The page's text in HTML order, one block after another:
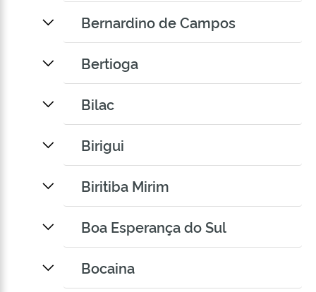
Bernardino de Campos
Bertioga
Bilac
Birigui
Biritiba Mirim
Boa Esperança do Sul
Bocaina